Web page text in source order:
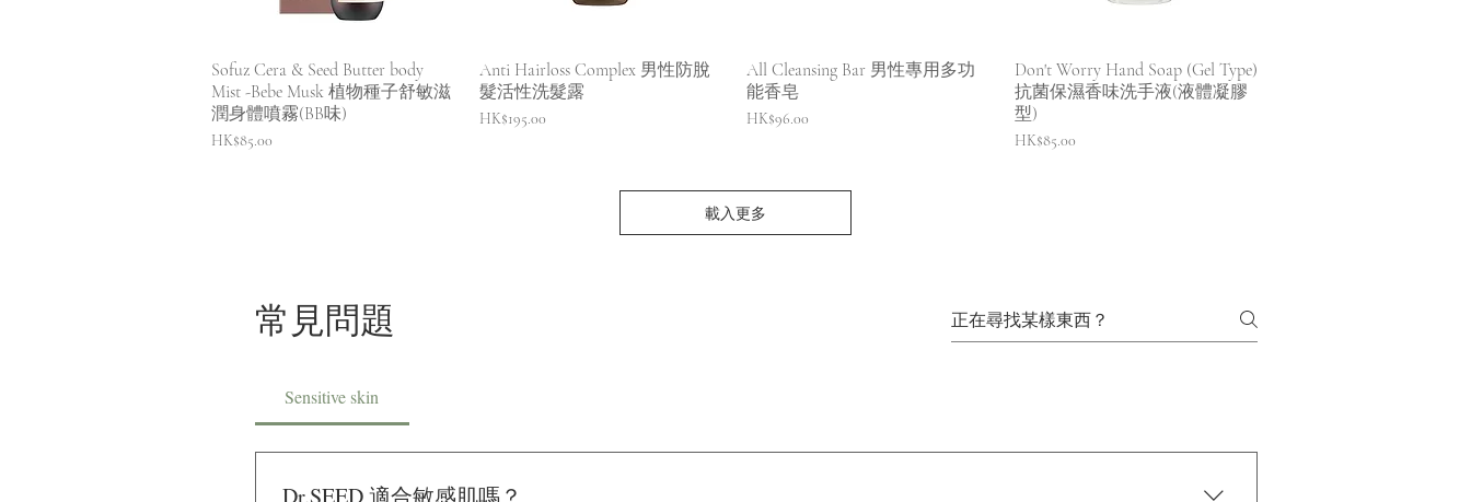
快速瀏覽
Sofuz Cera & Seed Butter body
Mist -Bebe Musk 植物種子舒敏滋
潤身體噴霧(BB味)
價格
HK$85.00
快速瀏覽
Anti Hairloss Complex 男性防脫
髮活性洗髮露
價格
HK$195.00
快速瀏覽
All Cleansing Bar 男性專用多功
能香皂
價格
HK$96.00
快速瀏覽
Don't Worry Hand Soap (Gel Type)
抗菌保濕香味洗手液(液體凝膠
型)
價格
HK$85.00
載入更多
常見問題
Sensitive skin
Dr.SEED 適合敏感肌嗎？